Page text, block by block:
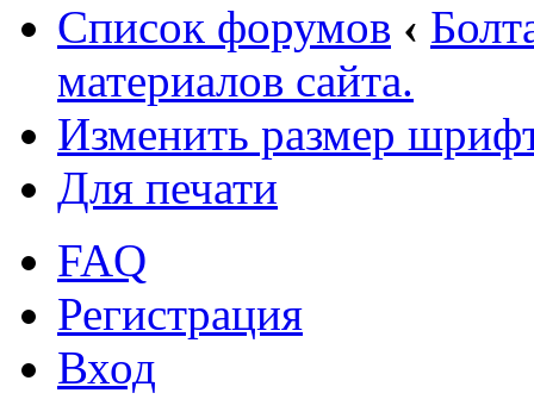
Список форумов ‹
материалов сайта.
Изменить размер
Для печати
FAQ
Регистрация
Вход